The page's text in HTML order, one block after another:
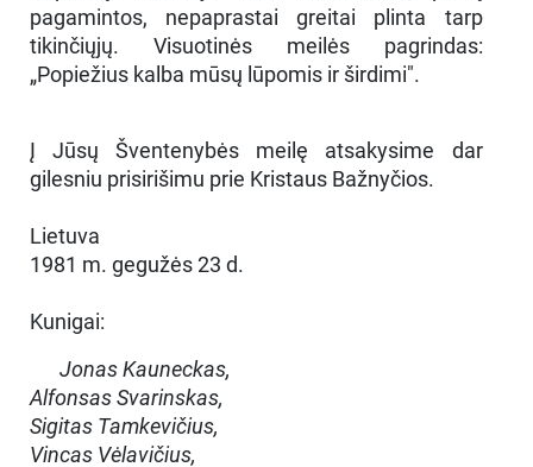
pagamintos, nepaprastai greitai plinta tarp
tikinčiųjų. Visuotinės meilės pagrindas:
„Popiežius kalba mūsų lūpomis ir širdimi".
Į Jūsų Šventenybės meilę atsakysime dar
gilesniu prisirišimu prie Kristaus Bažnyčios.
Lietuva
1981 m. gegužės 23 d.
Kunigai:
Jonas Kauneckas,
Alfonsas Svarinskas,
Sigitas Tamkevičius,
Vincas Vėlavičius,